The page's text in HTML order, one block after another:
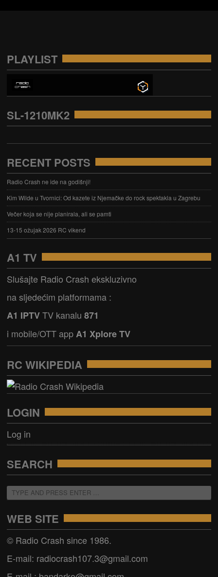
PLAYLIST
SL-1210MK2
RECENT POSTS
Radio Crash ne ide na godišnji!
Kim Wilde u Tvornici: Od kazete iz Njemačke do rock spektakla u Zagrebu
Večer koja se nije planirala, ali se pamti
13-15 ožujak 2026 RC vikend
A1 TV
Slušajte Radio Crash ekskluzivno
na sljedećim platformama :
A1 IPTVTV kanalu 871
i mobile/OTT app A1 Xplore TV
RC WIKIPEDIA
LOGIN
Log in
SEARCH
WEB SITE
© Radio Crash since 1986.
E-mail: radiocrash107.3@gmail.com